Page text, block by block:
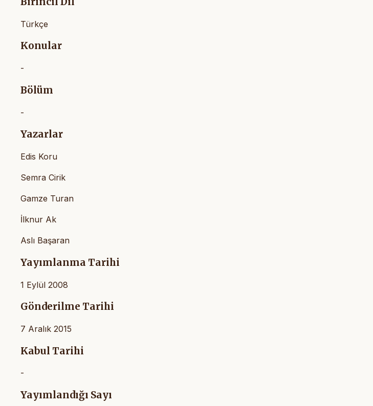
Türkçe
Konular
-
Bölüm
-
Yazarlar
Edis Koru
Semra Cirik
Gamze Turan
İlknur Ak
Aslı Başaran
Yayımlanma Tarihi
1 Eylül 2008
Gönderilme Tarihi
7 Aralık 2015
Kabul Tarihi
-
Yayımlandığı Sayı